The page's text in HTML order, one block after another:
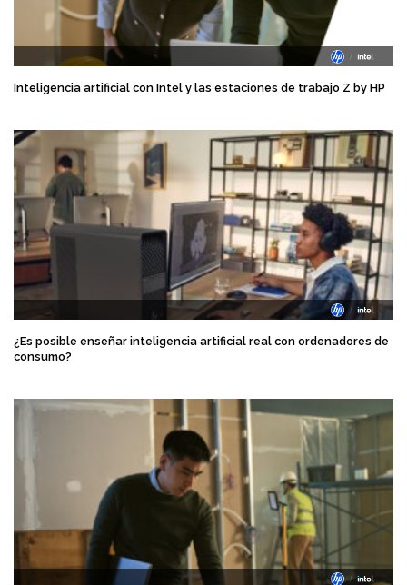
Inteligencia artificial con Intel y las estaciones de trabajo Z by HP
¿Es posible enseñar inteligencia artificial real con ordenadores de
consumo?